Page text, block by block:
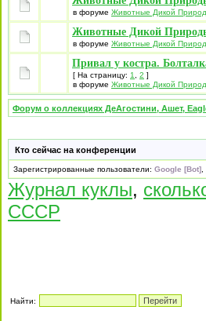
в форуме Животные Дикой
Животные Дикой
в форуме Животные Дикой
Привал у костра.
[ На страницу: 1 2 ]
в форуме Животные Дикой
Форум о коллекциях ДеАгостини, Ашет,
Кто сейчас на конференции
Зарегистрированные пользователи: Google [Bot]
Журнал куклы,
СССР
Найти: